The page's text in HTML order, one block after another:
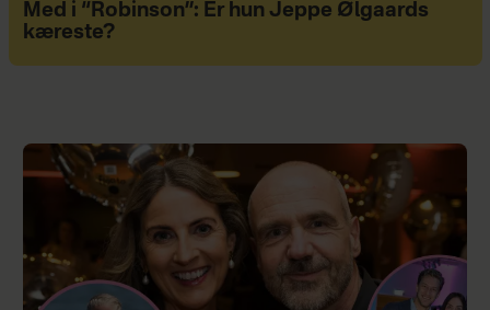
Med i “Robinson”: Er hun Jeppe Ølgaards
kæreste?